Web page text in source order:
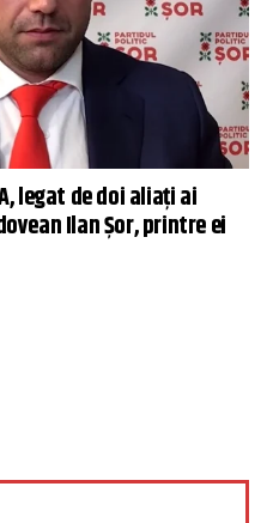
legat de doi aliați ai
Ilan Șor, printre ei